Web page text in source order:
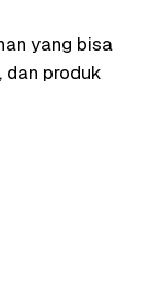
yang bisa
dan produk